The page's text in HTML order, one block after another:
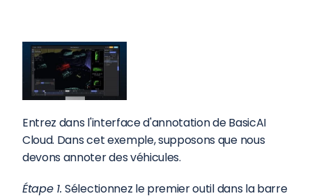
Entrez dans l'interface d'annotation de BasicAI
Cloud. Dans cet exemple, supposons que nous
devons annoter des véhicules.
Étape 1. Sélectionnez le premier outil dans la barre